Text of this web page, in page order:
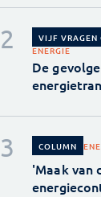
VIJF VRAGEN
ENERGIE
De
COLUMN
'Maak van